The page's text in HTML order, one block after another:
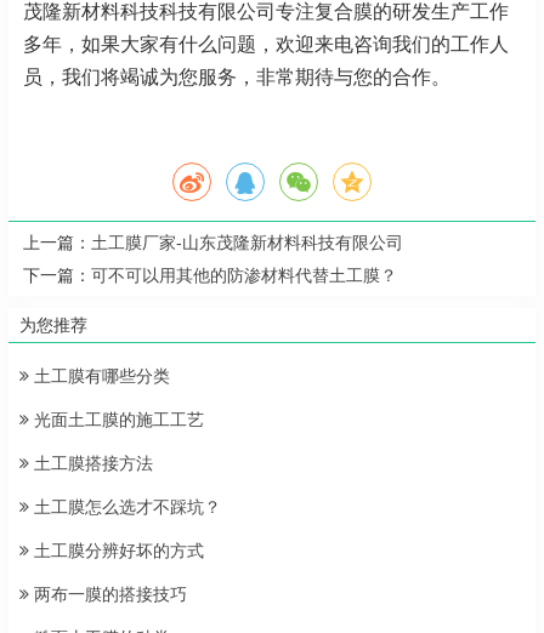
茂隆新材料科技科技有限公司专注复合膜的研发生产工作
多年，如果大家有什么问题，欢迎来电咨询我们的工作人
员，我们将竭诚为您服务，非常期待与您的合作。
上一篇： 土工膜厂家-山东茂隆新材料科技有限公司
下一篇： 可不可以用其他的防渗材料代替土工膜？
为您推荐
土工膜有哪些分类
光面土工膜的施工工艺
土工膜搭接方法
土工膜怎么选才不踩坑？
土工膜分辨好坏的方式
两布一膜的搭接技巧